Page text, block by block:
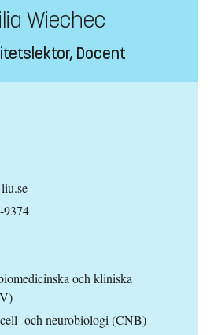
Wiechec
Docent
9374
och kliniska
och neurobiologi (CNB)